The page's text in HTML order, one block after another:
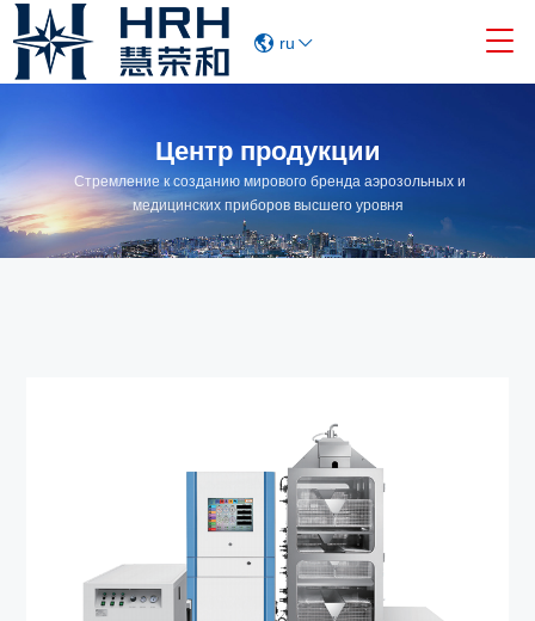
ru 
Центр продукции
Стремление к созданию мирового бренда аэрозольных и
медицинских приборов высшего уровня